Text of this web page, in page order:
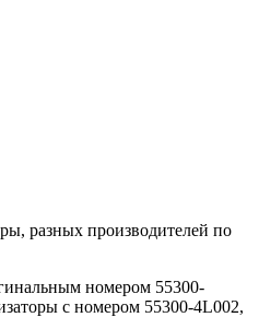
разных производителей по
номером 55300-
с номером 55300-4L002,